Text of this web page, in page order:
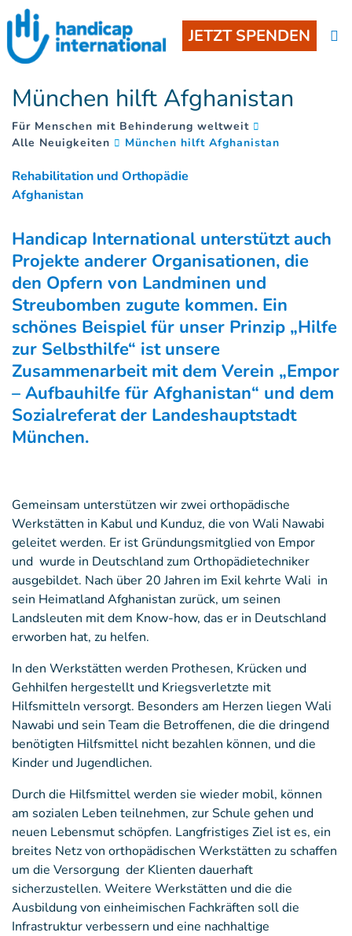
JETZT SPENDEN
München hilft Afghanistan
Für Menschen mit Behinderung weltweit
Alle Neuigkeiten
München hilft Afghanistan
Rehabilitation und Orthopädie
Afghanistan
Handicap International unterstützt auch
Projekte anderer Organisationen, die
den Opfern von Landminen und
Streubomben zugute kommen. Ein
schönes Beispiel für unser Prinzip „Hilfe
zur Selbsthilfe“ ist unsere
Zusammenarbeit mit dem Verein „Empor
– Aufbauhilfe für Afghanistan“ und dem
Sozialreferat der Landeshauptstadt
München.
Gemeinsam unterstützen wir zwei orthopädische
Werkstätten in Kabul und Kunduz, die von Wali Nawabi
geleitet werden. Er ist Gründungsmitglied von Empor
und wurde in Deutschland zum Orthopädietechniker
ausgebildet. Nach über 20 Jahren im Exil kehrte Wali in
sein Heimatland Afghanistan zurück, um seinen
Landsleuten mit dem Know-how, das er in Deutschland
erworben hat, zu helfen.
In den Werkstätten werden Prothesen, Krücken und
Gehhilfen hergestellt und Kriegsverletzte mit
Hilfsmitteln versorgt. Besonders am Herzen liegen Wali
Nawabi und sein Team die Betroffenen, die die dringend
benötigten Hilfsmittel nicht bezahlen können, und die
Kinder und Jugendlichen.
Durch die Hilfsmittel werden sie wieder mobil, können
am sozialen Leben teilnehmen, zur Schule gehen und
neuen Lebensmut schöpfen. Langfristiges Ziel ist es, ein
breites Netz von orthopädischen Werkstätten zu schaffen
um die Versorgung der Klienten dauerhaft
sicherzustellen. Weitere Werkstätten und die die
Ausbildung von einheimischen Fachkräften soll die
Infrastruktur verbessern und eine nachhaltige